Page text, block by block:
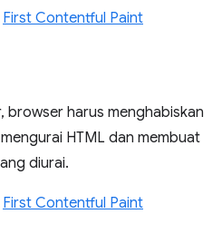
First Contentful Paint
browser harus menghabiskan
HTML dan membuat
diurai.
First Contentful Paint